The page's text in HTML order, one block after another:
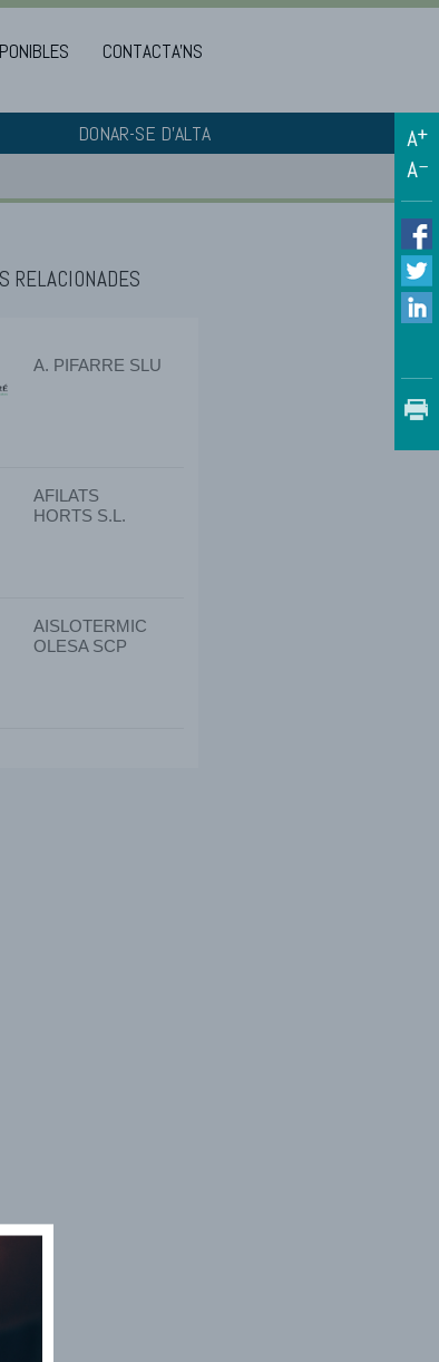
CONTACTA'NS
DONAR-SE D'ALTA
RELACIONADES
A. PIFARRE SLU
AFILATS
HORTS S.L.
AISLOTERMIC
OLESA SCP